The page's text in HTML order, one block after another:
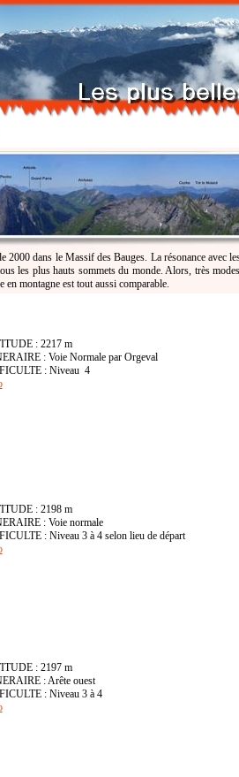
dans le Massif des Bauges. La résonance avec
les plus hauts sommets du monde. Alors, très
montagne est tout aussi comparable.
: 2217 m
: Voie Normale par Orgeval
: Niveau 4
: 2198 m
: Voie normale
: Niveau 3 à 4 selon lieu de départ
: 2197 m
: Arête ouest
: Niveau 3 à 4